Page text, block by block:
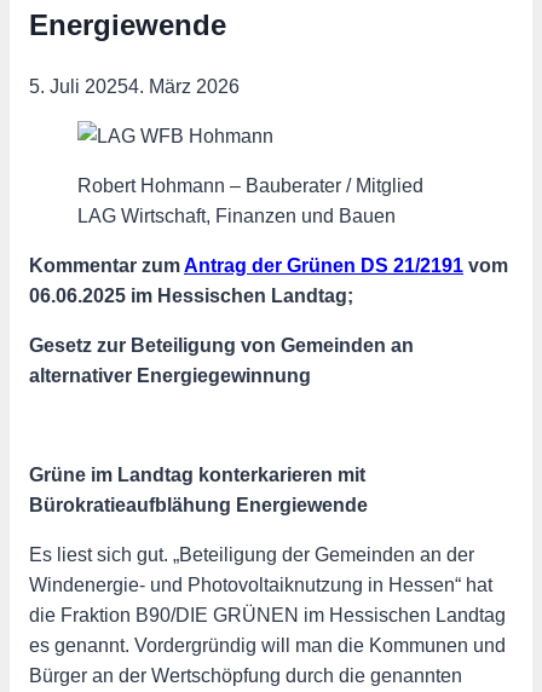
Energiewende
5. Juli 20254. März 2026
Robert Hohmann – Bauberater / Mitglied
LAG Wirtschaft, Finanzen und Bauen
Kommentar zumAntrag der Grünen DS 21/2191 vom
06.06.2025 im Hessischen Landtag;
Gesetz zur Beteiligung von Gemeinden an
alternativer Energiegewinnung
Grüne im Landtag konterkarieren mit
Bürokratieaufblähung Energiewende
Es liest sich gut. „Beteiligung der Gemeinden an der
Windenergie- und Photovoltaiknutzung in Hessen“ hat
die Fraktion B90/DIE GRÜNEN im Hessischen Landtag
es genannt. Vordergründig will man die Kommunen und
Bürger an der Wertschöpfung durch die genannten